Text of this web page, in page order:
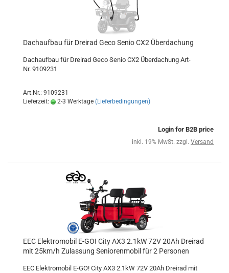
Dachaufbau für Dreirad Geco Senio CX2 Überdachung
Dachaufbau für Dreirad Geco Senio CX2 Überdachung Art-
Nr. 9109231
Art.Nr.: 9109231
Lieferzeit:
2-3 Werktage (Lieferbedingungen)
Login for B2B price
inkl. 19% MwSt. zzgl. Versand
EEC Elektromobil E-GO! City AX3 2.1kW 72V 20Ah Dreirad
mit 25km/h Zulassung Seniorenmobil für 2 Personen
EEC Elektromobil E-GO! City AX3 2.1kW 72V 20Ah Dreirad mit